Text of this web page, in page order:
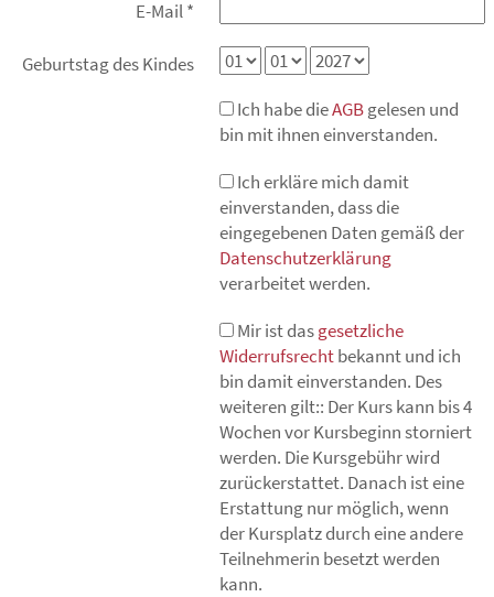
E-Mail*
Geburtstag des Kindes
Ich habe dieAGBgelesen und
bin mit ihnen einverstanden.
Ich erkläre mich damit
einverstanden, dass die
eingegebenen Daten gemäß der
Datenschutzerklärung
verarbeitet werden.
Mir ist dasgesetzliche
Widerrufsrechtbekannt und ich
bin damit einverstanden. Des
weiteren gilt:: Der Kurs kann bis 4
Wochen vor Kursbeginn storniert
werden. Die Kursgebühr wird
zurückerstattet. Danach ist eine
Erstattung nur möglich, wenn
der Kursplatz durch eine andere
Teilnehmerin besetzt werden
kann.